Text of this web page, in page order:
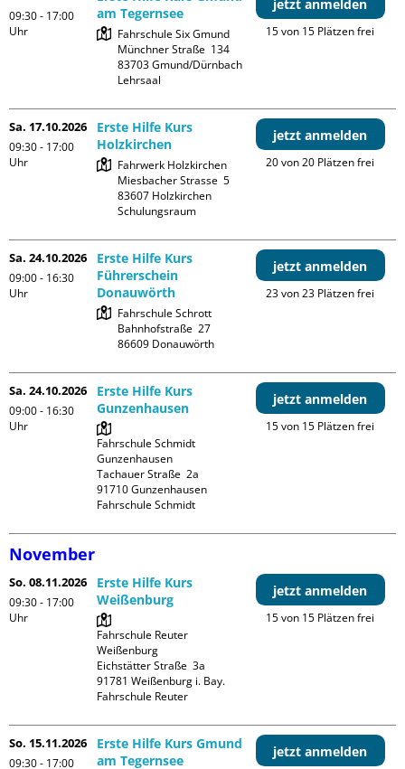
09:30 - 17:00
Uhr
am Tegernsee
Fahrschule Six Gmund
Münchner Straße  134
83703 Gmund/Dürnbach
Lehrsaal
jetzt anmelden
15 von 15 Plätzen frei
Sa. 17.10.2026
09:30 - 17:00
Uhr
Erste Hilfe Kurs
Holzkirchen
Fahrwerk Holzkirchen
Miesbacher Strasse  5
83607 Holzkirchen
Schulungsraum
jetzt anmelden
20 von 20 Plätzen frei
Sa. 24.10.2026
09:00 - 16:30
Uhr
Erste Hilfe Kurs
Führerschein
Donauwörth
Fahrschule Schrott
Bahnhofstraße  27
jetzt anmelden
23 von 23 Plätzen frei
Sa. 24.10.2026
09:00 - 16:30
Uhr
Erste Hilfe Kurs
Gunzenhausen
Fahrschule Schmidt
Gunzenhausen
Tachauer Straße  2a
91710 Gunzenhausen
Fahrschule Schmidt
jetzt anmelden
15 von 15 Plätzen frei
November
So. 08.11.2026
09:30 - 17:00
Uhr
Erste Hilfe Kurs
Weißenburg
Fahrschule Reuter
Weißenburg
Eichstätter Straße  3a
91781 Weißenburg i. Bay.
Fahrschule Reuter
jetzt anmelden
15 von 15 Plätzen frei
So. 15.11.2026
09:30 - 17:00
Erste Hilfe Kurs Gmund
am Tegernsee
jetzt anmelden